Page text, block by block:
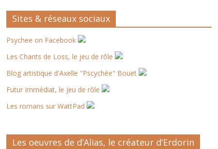
Sites & réseaux sociaux
Psychee on Facebook
Les Chants de Loss, le jeu de rôle
Blog artistique d'Axelle "Pscychée" Bouet
Futur Immédiat, le jeu de rôle
Les romans sur WattPad
Les oeuvres de d’Alias, le créateur d’Erdorin